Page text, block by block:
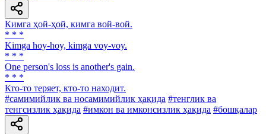
Кимга ҳой-ҳой, кимга вой-вой.
* * *
Kimga hoy-hoy, kimga voy-voy.
* * *
One person's loss is another's gain.
* * *
Кто-то теряет, кто-то находит.
#самимийлик ва носамимийлик ҳақида #тенглик ва
тенгсизлик ҳақида #имкон ва имконсизлик ҳақида #бошқалар